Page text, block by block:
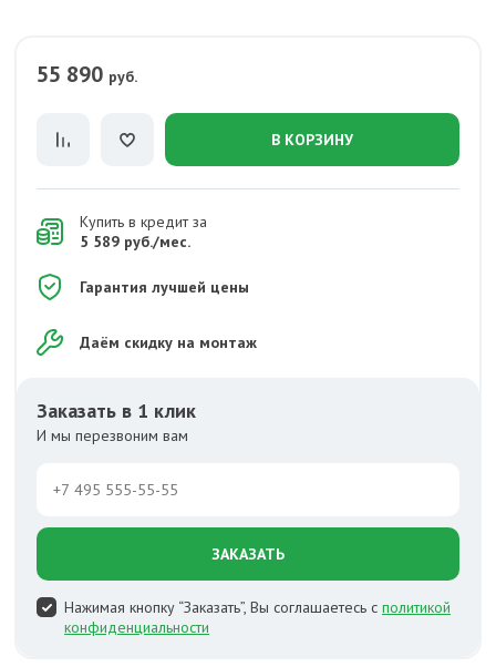
55 890 руб.
В КОРЗИНУ
Купить в кредит за
5 589 руб./мес.
Гарантия лучшей цены
Даём скидку на монтаж
Заказать в 1 клик
И мы перезвоним вам
ЗАКАЗАТЬ
Нажимая кнопку “Заказать”, Вы соглашаетесь с политикой
конфиденциальности